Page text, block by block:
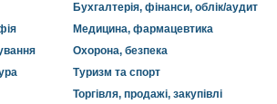
Бухгалтерія, фінанси, облік/аудит
Медицина, фармацевтика
Охорона, безпека
Туризм та спорт
Торгівля, продажі, закупівлі